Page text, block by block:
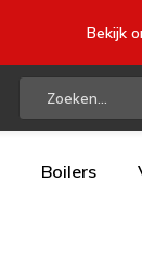
Bekijk
Boilers